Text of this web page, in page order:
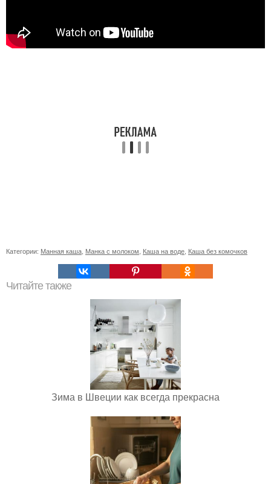
Категории: Манная каша Манка с молоком Каша на воде Каша без комочков
Читайте также
Зима в Швеции как всегда прекрасна